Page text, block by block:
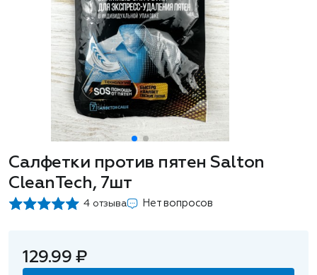
Салфетки против пятен Salton
CleanTech, 7шт
4 отзыва Нет вопросов
129.99 ₽